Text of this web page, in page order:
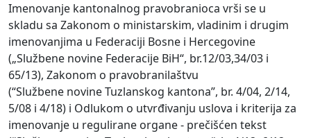
Imenovanje kantonalnog pravobranioca vrši se u
skladu sa Zakonom o ministarskim, vladinim i drugim
imenovanjima u Federaciji Bosne i Hercegovine
(„Službene novine Federacije BiH“, br.12/03,34/03 i
65/13), Zakonom o pravobranilaštvu
(“Službene novine Tuzlanskog kantona”, br. 4/04, 2/14,
5/08 i 4/18) i Odlukom o utvrđivanju uslova i kriterija za
imenovanje u regulirane organe - prečišćen tekst